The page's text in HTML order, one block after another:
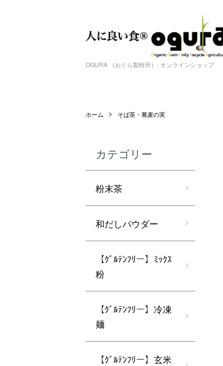
OGURA （おぐら製粉所）- オンラインショップ
ホーム そば茶・蕎麦の実
カテゴリー
粉末茶
和だしパウダー
【ｸﾞﾙﾃﾝﾌﾘー】ﾐｯｸｽ
粉
【ｸﾞﾙﾃﾝﾌﾘー】冷凍
麺
【ｸﾞﾙﾃﾝﾌﾘー】玄米